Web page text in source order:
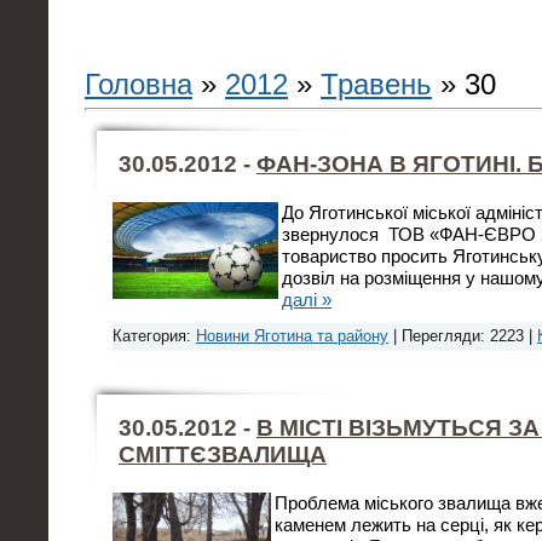
Головна» 2012 » Травень » 30
30.05.2012 - ФАН-ЗОНА В ЯГОТИНІ.
До Яготинської міської
звернулося ТОВ «ФАН-ЄВРО
товариство просить
дозвіл на розміщення у
далі »
Категория: Новини Яготина та району | Перегляди: 2223 |
30.05.2012 - В МІСТІ ВІЗЬМУТЬСЯ
СМІТТЄЗВАЛИЩА
Проблема міського звалища
каменем лежить на серці, як